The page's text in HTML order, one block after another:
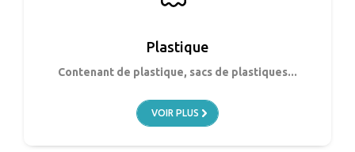
Plastique
Contenant de plastique, sacs de plastiques...
VOIR PLUS